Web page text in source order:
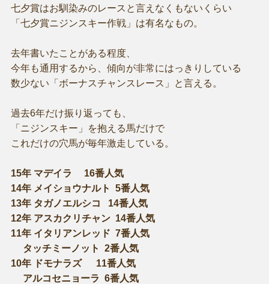
七夕賞はお馴染みのレースと言えなくもないくらい
「七夕賞ニジンスキー作戦」は有名なもの。
去年書いたことがある程度、
今年も通用するから、傾向が非常にはっきりしている
数少ない「ボーナスチャンスレース」と言える。
過去6年だけ振り返っても、
「ニジンスキー」を抱える馬だけで
これだけの穴馬が毎年激走している。
15年 マデイラ 16番人気
14年 メイショウナルト 5番人気
13年 タガノエルシコ 14番人気
12年 アスカクリチャン 14番人気
11年 イタリアンレッド 7番人気
タッチミーノット 2番人気
10年 ドモナラズ 11番人気
アルコセニョーラ 6番人気